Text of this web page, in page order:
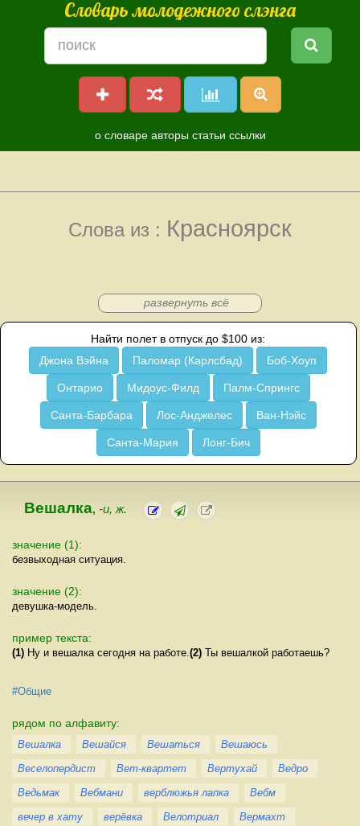
Словарь молодежного слэнга
о словаре авторы статьи ссылки
Слова из : Красноярск
развернуть всё
Найти полет в отпуск до $100 из:
Джона Вэйна
Паломар (Карлсбад) Боб-Хоуп
Онтарио Мидоус-Филд Палм-Спрингс
Санта-Барбара Лос-Анджелес Ван-Нэйс
Санта-Мария Лонг-Бич
Вешалка, -и, ж.
значение (1):
безвыходная ситуация.
значение (2):
девушка-модель.
пример текста:
(1) Ну и вешалка сегодня на работе. (2) Ты вешалкой работаешь?
#Общие
рядом по алфавиту:
Вешалка Вешайся Вешаться
Вешаюсь
Веселопердист
Вет-квартет Вертухай
Ведро
Ведьмак
Вебмани верблюжья лапка
Вебм
вечер в хату
верёвка Велотриал Вермахт